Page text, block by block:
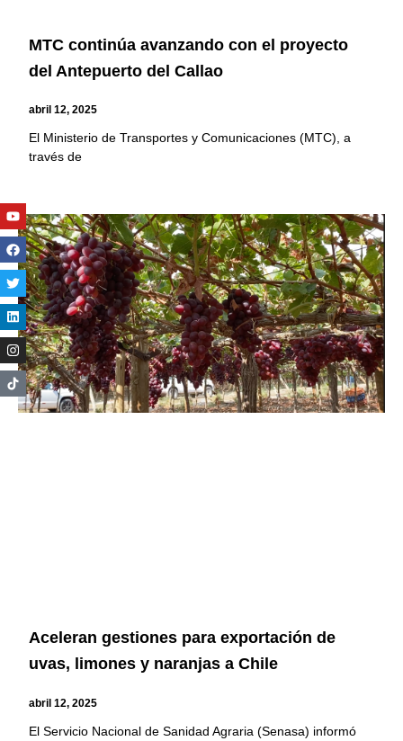
MTC continúa avanzando con el proyecto
del Antepuerto del Callao
abril 12, 2025
El Ministerio de Transportes y Comunicaciones (MTC), a
través de
Aceleran gestiones para exportación de
uvas, limones y naranjas a Chile
abril 12, 2025
El Servicio Nacional de Sanidad Agraria (Senasa) informó
Youtube
Facebook
Twitter
Linkedin
Instagram